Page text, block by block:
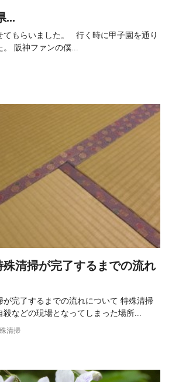
...
てもらいました。 行く時に甲子園を通り
阪神ファンの僕...
清掃が完了するまでの流れ
が完了するまでの流れについて 特殊清掃
などの現場となってしまった場所...
清掃